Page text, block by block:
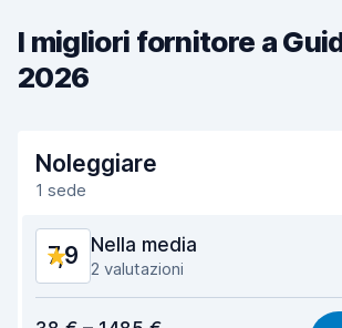
I migliori fornitore a
2026
Noleggiare
1 sede
7,9 Nella media
2 valutazioni